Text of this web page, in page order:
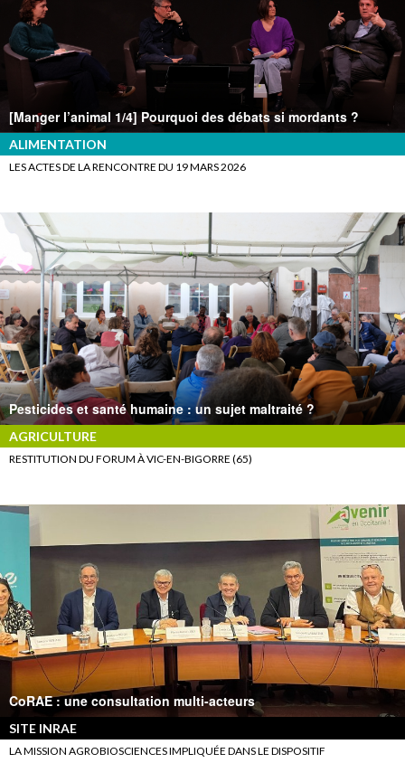
[Manger l’animal 1/4] Pourquoi des débats si mordants ?
ALIMENTATION
LES ACTES DE LA RENCONTRE DU 19 MARS 2026
Pesticides et santé humaine : un sujet maltraité ?
AGRICULTURE
RESTITUTION DU FORUM À VIC-EN-BIGORRE (65)
CoRAE : une consultation multi-acteurs
SITE INRAE
LA MISSION AGROBIOSCIENCES IMPLIQUÉE DANS LE DISPOSITIF